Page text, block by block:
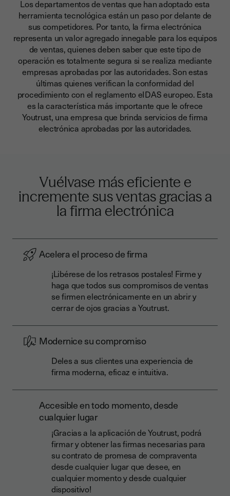
Los departamentos de ventas que han adoptado esta
herramienta tecnológica están un paso por delante de
sus competidores. Por tanto, la firma electrónica
representa un valor agregado innegable para los equipos
de ventas, quienes deben saber que este tipo de
operación es totalmente segura si se realiza mediante
empresas aprobadas por las autoridades. Son estas
últimas quienes verifican la conformidad del
procedimiento con el reglamento eIDAS europeo. Esta
es la característica más importante que le ofrece
Youtrust, una empresa que brinda servicios de firma
electrónica aprobadas por las autoridades.
Vuélvase más eficiente e
incremente sus ventas gracias a
la firma electrónica
Acelera el proceso de firma
¡Libérese de los retrasos postales! Firme y
haga que todos sus compromisos de ventas
se firmen electrónicamente en un abrir y
cerrar de ojos gracias a Youtrust.
Modernice su compromiso
Deles a sus clientes una experiencia de
firma moderna, eficaz e intuitiva.
Accesible en todo momento, desde
cualquier lugar
¡Gracias a la aplicación de Youtrust, podrá
firmar y obtener las firmas necesarias para
su contrato de promesa de compraventa
desde cualquier lugar que desee, en
cualquier momento y desde cualquier
dispositivo!